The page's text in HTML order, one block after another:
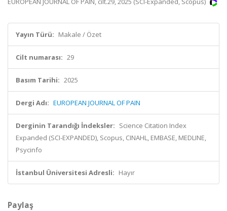
Yayın Türü: Makale / Özet
Cilt numarası: 29
Basım Tarihi: 2025
Dergi Adı: EUROPEAN JOURNAL OF PAIN
Derginin Tarandığı İndeksler: Science Citation Index
Expanded (SCI-EXPANDED), Scopus, CINAHL, EMBASE, MEDLINE,
Psycinfo
İstanbul Üniversitesi Adresli: Hayır
Paylaş